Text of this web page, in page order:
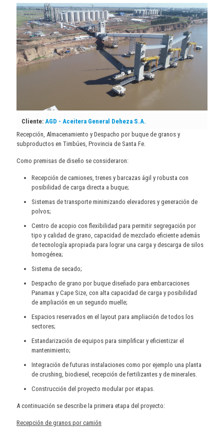
Cliente: AGD - Aceitera General Deheza S.A.
Recepción, Almacenamiento y Despacho por buque de granos y
subproductos en Timbúes, Provincia de Santa Fe.
Como premisas de diseño se consideraron:
Recepción de camiones, trenes y barcazas ágil y robusta con
posibilidad de carga directa a buque;
Sistemas de transporte minimizando elevadores y generación de
polvos;
Centro de acopio con flexibilidad para permitir segregación por
tipo y calidad de grano, capacidad de mezclado eficiente además
de tecnología apropiada para lograr una carga y descarga de silos
homogénea;
Sistema de secado;
Despacho de grano por buque diseñado para embarcaciones
Panamax y Cape Size, con alta capacidad de carga y posibilidad
de ampliación en un segundo muelle;
Espacios reservados en el layout para ampliación de todos los
sectores;
Estandarización de equipos para simplificar y eficientizar el
mantenimiento;
Integración de futuras instalaciones como por ejemplo una planta
de crushing, biodiesel, recepción de fertilizantes y de minerales.
Construcción del proyecto modular por etapas.
A continuación se describe la primera etapa del proyecto:
Recepción de granos por camión